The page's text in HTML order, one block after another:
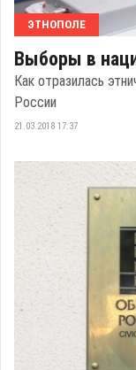
ЭТНОПОЛЕ
Выборы в
Как отразилась
России
21.03.2018 17:37